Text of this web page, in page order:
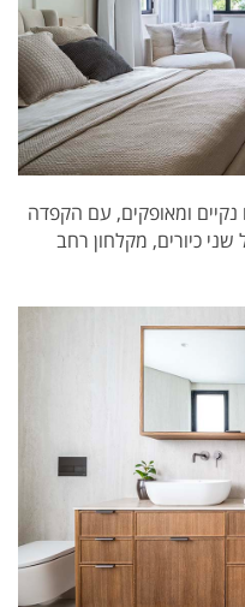
ומאופקים, עם הקפדה
שני כיורים, מקלחון רחב